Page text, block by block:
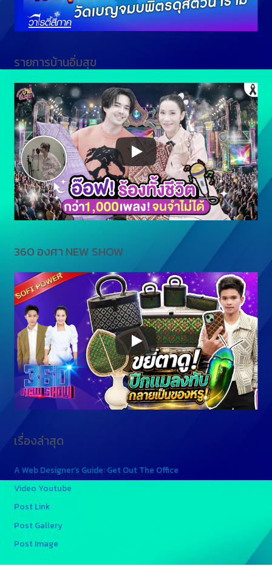
รายการบ้านอิ่มสุข
360 องศา NEW SHOW
เรื่องล่าสุด
A Web Designer’s Guide: Get Out The Office
Video Youtube
Post Link
Post Gallery
Post Image